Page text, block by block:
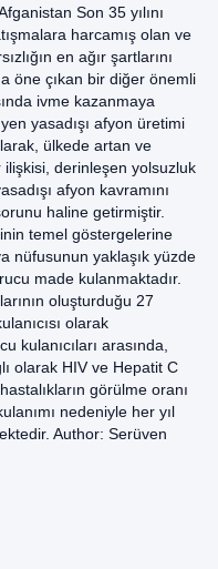
Son 35 yılını
harcamış olan ve
en ağır şartlarını
öne çıkan bir diğer önemli
ivme kazanmaya
yasadışı afyon üretimi
ülkede artan ve
ilişkisi, derinleşen yolsuzluk
afyon kavramını
haline getirmiştir.
temel göstergelerine
nüfusunun yaklaşık yüzde
made kulanmaktadır.
oluşturduğu 27
olarak
kulanıcıları arasında,
olarak HIV ve Hepatit C
görülme oranı
nedeniyle her yıl
Author: Serüven